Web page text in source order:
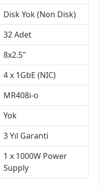
Disk Yok (Non Disk)
32 Adet
8x2.5"
4 x 1GbE (NIC)
MR408i-o
Yok
3 Yıl Garanti
1 x 1000W Power
Supply